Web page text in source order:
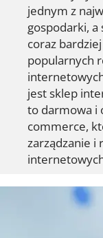
jednym z
gospodarki,
coraz
popularnych
jest sklep
to darmowa i
commerce,
zarządzanie i